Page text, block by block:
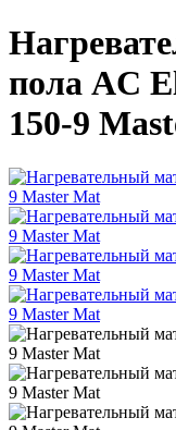
пола AC
150-9